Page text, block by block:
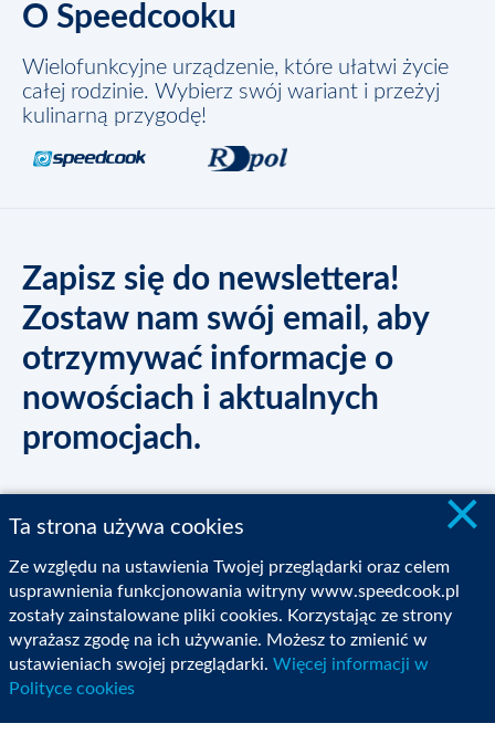
×
Ta strona używa cookies
Ze względu na ustawienia Twojej przeglądarki oraz celem
usprawnienia funkcjonowania witryny www.speedcook.pl
zostały zainstalowane pliki cookies. Korzystając ze strony
wyrażasz zgodę na ich używanie. Możesz to zmienić w
ustawieniach swojej przeglądarki. Więcej informacji w
Polityce cookies
O Speedcooku
Wielofunkcyjne urządzenie, które ułatwi życie
całej rodzinie. Wybierz swój wariant i przeżyj
kulinarną przygodę!
Zapisz się do newslettera!
Zostaw nam swój email, aby
otrzymywać informacje o
nowościach i aktualnych
promocjach.
Zakupy
Sklep Internetowy